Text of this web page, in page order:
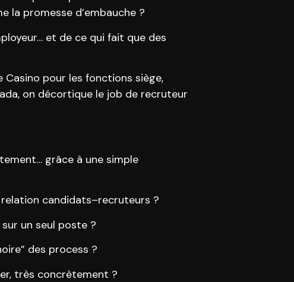
la promesse d’embauche ?
et de ce qui fait que des
pour les fonctions siège,
on décortique le job de recruteur
grâce à une simple
relation candidats–recruteurs ?
un seul poste ?
des process ?
très concrètement ?